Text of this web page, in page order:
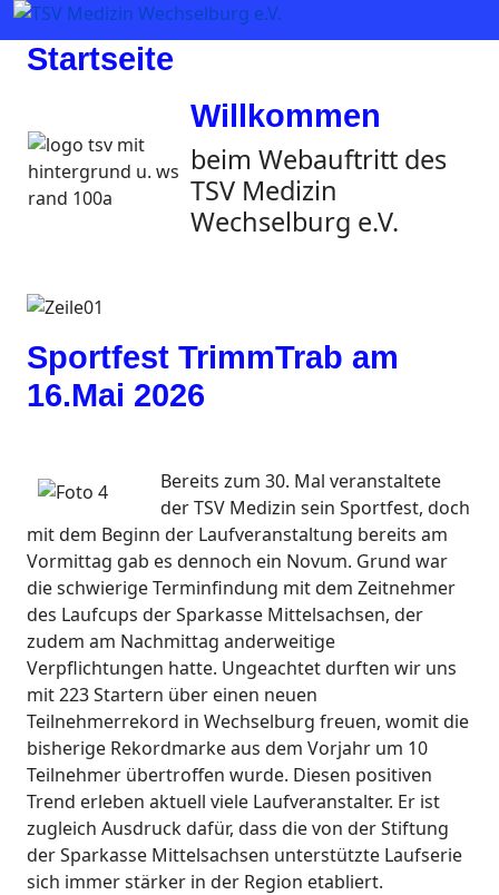
Startseite
Willkommen
beim Webauftritt des
TSV Medizin
Wechselburg e.V.
Sportfest TrimmTrab am
16.Mai 2026
Bereits zum 30. Mal veranstaltete
der TSV Medizin sein Sportfest, doch
mit dem Beginn der Laufveranstaltung bereits am
Vormittag gab es dennoch ein Novum. Grund war
die schwierige Terminfindung mit dem Zeitnehmer
des Laufcups der Sparkasse Mittelsachsen, der
zudem am Nachmittag anderweitige
Verpflichtungen hatte. Ungeachtet durften wir uns
mit 223 Startern über einen neuen
Teilnehmerrekord in Wechselburg freuen, womit die
bisherige Rekordmarke aus dem Vorjahr um 10
Teilnehmer übertroffen wurde. Diesen positiven
Trend erleben aktuell viele Laufveranstalter. Er ist
zugleich Ausdruck dafür, dass die von der Stiftung
der Sparkasse Mittelsachsen unterstützte Laufserie
sich immer stärker in der Region etabliert.